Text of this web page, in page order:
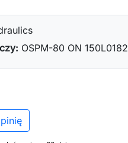
OSPM-80 ON 150L0182